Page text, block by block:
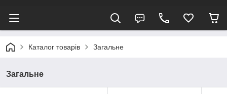
Каталог товарів Загальне
Загальне